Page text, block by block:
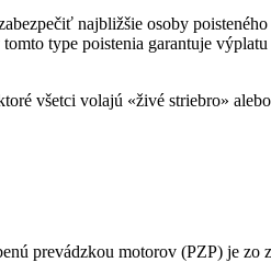
najbližšie osoby
type poistenia garantuje
všetci volajú «živé striebro»
prevádzkou motorov (PZP) je